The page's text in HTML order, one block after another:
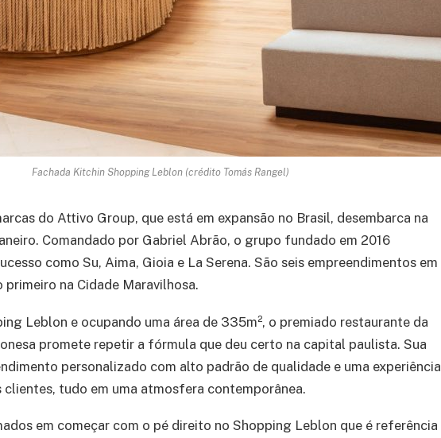
Fachada Kitchin Shopping Leblon (crédito Tomás Rangel)
do Attivo Group, que está em expansão no Brasil, desembarca na
Comandado por Gabriel Abrão, o grupo fundado em 2016
como Su, Aima, Gioia e La Serena. São seis empreendimentos em
primeiro na Cidade Maravilhosa.
Leblon e ocupando uma área de 335m², o premiado restaurante da
promete repetir a fórmula que deu certo na capital paulista. Sua
personalizado com alto padrão de qualidade e uma experiência
clientes, tudo em uma atmosfera contemporânea.
em começar com o pé direito no Shopping Leblon que é referência